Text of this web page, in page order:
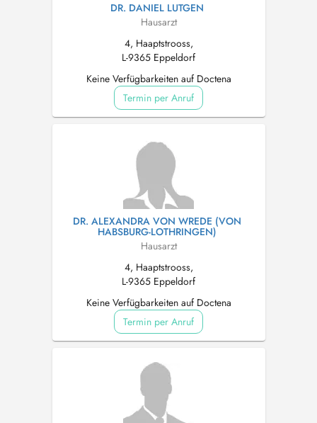
DR. DANIEL LUTGEN
Hausarzt
4, Haaptstrooss,
L-9365 Eppeldorf
Keine Verfügbarkeiten auf Doctena
Termin per Anruf
DR. ALEXANDRA VON WREDE (VON
HABSBURG-LOTHRINGEN)
Hausarzt
4, Haaptstrooss,
L-9365 Eppeldorf
Keine Verfügbarkeiten auf Doctena
Termin per Anruf